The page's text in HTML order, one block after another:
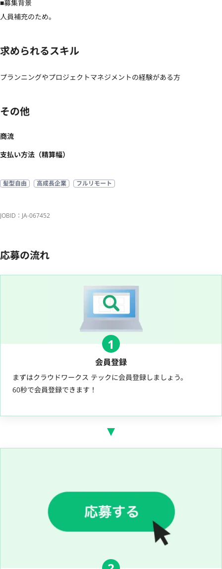
■募集背景
人員補充のため。
求められるスキル
プランニングやプロジェクトマネジメントの経験がある方
その他
商流
支払い方法（精算幅）
髪型自由 高成長企業 フルリモート
JOBID：JA-067452
応募の流れ
1
会員登録
まずはクラウドワークス テックに会員登録しましょう。
60秒で会員登録できます！